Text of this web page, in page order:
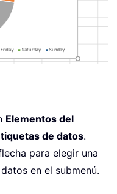
Elementos del
de datos.
para elegir una
en el submenú.